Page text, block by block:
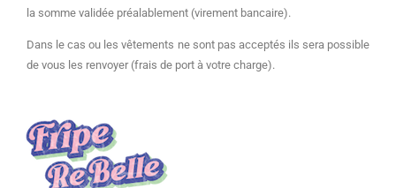
la somme validée préalablement (virement bancaire).
Dans le cas ou les vêtements ne sont pas acceptés ils sera possible
de vous les renvoyer (frais de port à votre charge).